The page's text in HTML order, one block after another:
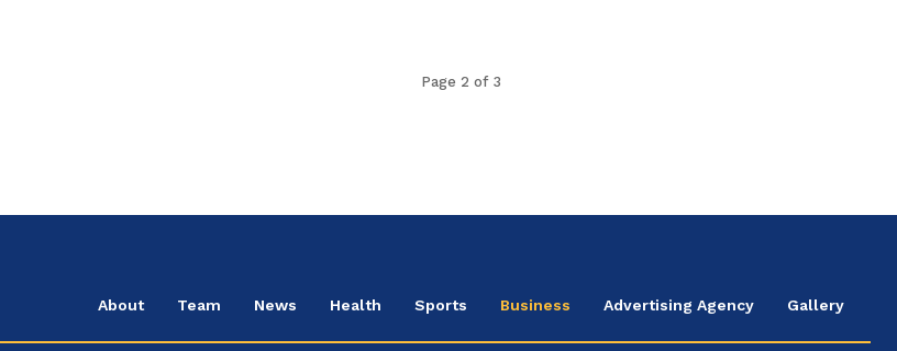
Page 2 of 3
About Team News Health Sports Business Advertising Agency Gallery